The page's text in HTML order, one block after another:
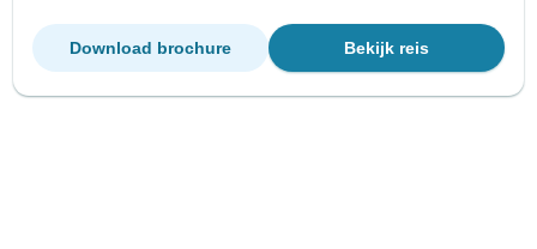
Bekijk reis
Download brochure